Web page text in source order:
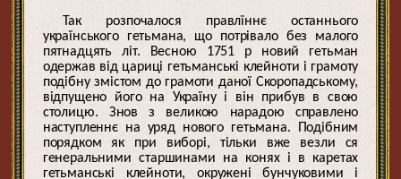
Так розпочалося правлїннє останнього
українського гетьмана, що потрівало без малого
пятнадцять літ. Весною 1751 р новий гетьман
одержав від цариці гетьманські клейноти і грамоту
подібну змістом до грамоти даної Скоропадському,
відпущено його на Україну і він прибув в свою
столицю. Знов з великою нарадою справлено
наступленнє на уряд нового гетьмана. Подібним
порядком як при виборі, тільки вже везли ся
генеральними старшинами на конях і в каретах
гетьманські клейноти, окружені бунчуковими і